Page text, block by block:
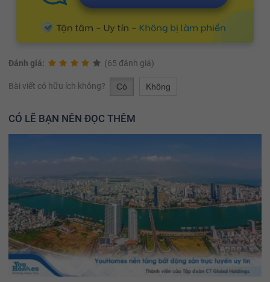
Đánh giá: (65 đánh giá)
Bài viết có hữu ích không? Có Không
CÓ LẼ BẠN NÊN ĐỌC THÊM